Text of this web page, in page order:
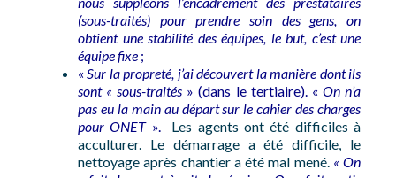
(sous-traités) pour prendre soin des gens, on
obtient une stabilité des équipes, le but, c’est une
équipe fixe ;
«Sur la propreté, j’ai découvert la manière dont ils
sont « sous-traités » (dans le tertiaire). « On n’a
pas eu la main au départ sur le cahier des charges
pour ONET».Les agents ont été difficiles à
acculturer. Le démarrage a été difficile, le
nettoyage après chantier a été mal mené. « On